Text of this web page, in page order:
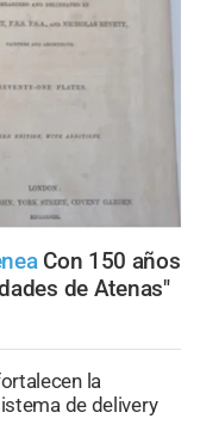
Con 150 años
de Atenas"
la
de delivery